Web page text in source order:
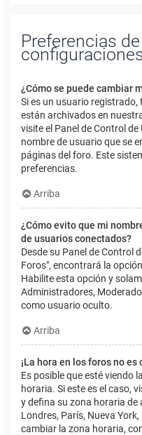
Preferencias
¿Cómo se puede cambiar
Si es un usuario
están archivados en
visite el Panel de Control
nombre de usuario que se
páginas del foro. Este
preferencias.
Arriba
¿Cómo evito que mi
de usuarios conectados?
Desde su Panel de Control
Foros", encontrará la opción
Habilite esta opción y
Administradores,
como usuario oculto.
Arriba
¡La hora en los foros no es
Es posible que esté viendo
horaria. Si este es el caso,
y defina su zona horaria de
Londres, París, Nueva
cambiar la zona horaria,